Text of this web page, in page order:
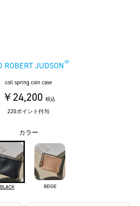
ROBERT JUDSON
coil spring coin case
￥24,200 税込
220ポイント付与
カラー
BLACK BEIGE